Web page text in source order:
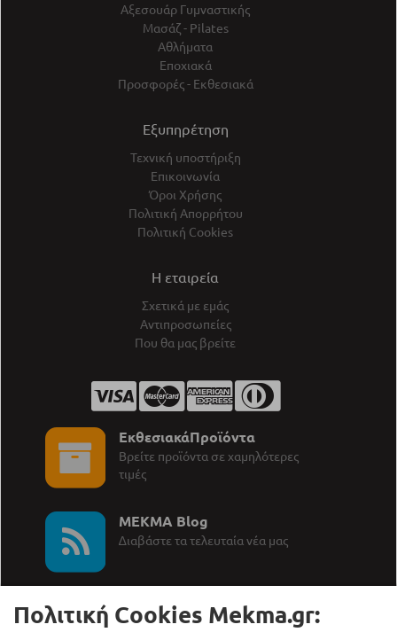
Αξεσουάρ Γυμναστικής
Μασάζ - Pilates
Αθλήματα
Εποχιακά
Προσφορές - Εκθεσιακά
Εξυπηρέτηση
Τεχνική υποστήριξη
Επικοινωνία
Όροι Χρήσης
Πολιτική Απορρήτου
Πολιτική Cookies
Η εταιρεία
Σχετικά με εμάς
Αντιπροσωπείες
Που θα μας βρείτε
ΕκθεσιακάΠροϊόντα
Βρείτε προϊόντα σε χαμηλότερες
τιμές
MEKMA Blog
∆ιαβάστε τα τελευταία νέα μας
Πολιτική Cookies Mekma.gr: